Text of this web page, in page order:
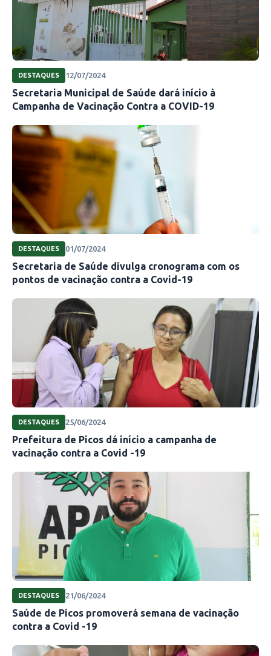
DESTAQUES 12/07/2024
Secretaria Municipal de Saúde dará início à
Campanha de Vacinação Contra a COVID-19
DESTAQUES 01/07/2024
Secretaria de Saúde divulga cronograma com os
pontos de vacinação contra a Covid-19
DESTAQUES 25/06/2024
Prefeitura de Picos dá início a campanha de
vacinação contra a Covid -19
DESTAQUES 21/06/2024
Saúde de Picos promoverá semana de vacinação
contra a Covid -19